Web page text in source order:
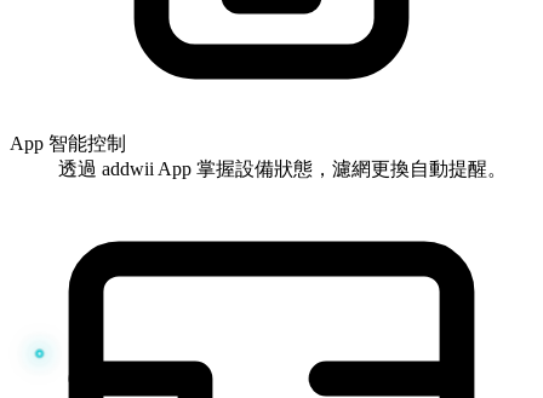
App 智能控制
透過 addwii App 掌握設備狀態，濾網更換自動提醒。